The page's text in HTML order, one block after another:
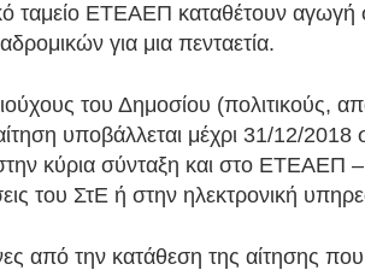
ταμείο ΕΤΕΑΕΠ καταθέτουν αγωγή
για μια πενταετία.
του Δημοσίου (πολιτικούς,
υποβάλλεται μέχρι 31/12/
κύρια σύνταξη και στο ΕΤΕΑΕΠ
του ΣτΕ ή στην ηλεκτρονική
από την κατάθεση της αίτησης